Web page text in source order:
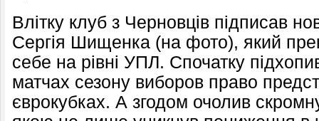
Влітку клуб з Черновців підписав
Сергія Шищенка (на фото), який
себе на рівні УПЛ. Спочатку
матчах сезону виборов право
єврокубках. А згодом очолив